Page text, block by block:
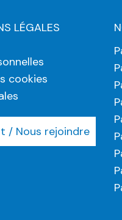
LÉGALES
cookies
/ Nous rejoindre